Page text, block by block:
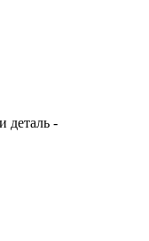
деталь -